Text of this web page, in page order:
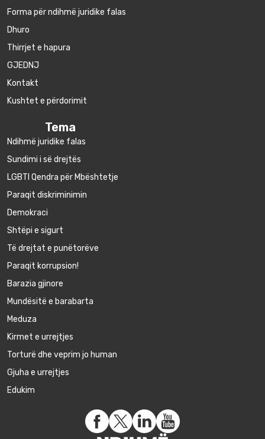
Forma për ndihmë juridike falas
Dhuro
Thirrjet e hapura
GJEDNJ
Kontakt
Kushtet e përdorimit
Tema
Ndihmë juridike falas
Sundimi i së drejtës
LGBTI Qendra për Mbështetje
Paraqit diskriminimin
Demokraci
Shtëpi e sigurt
Të drejtat e punëtorëve
Paraqit korrupsion!
Barazia gjinore
Mundësitë e barabarta
Meduza
Kirmet e urrejtjes
Torturë dhe veprim jo human
Gjuha e urrejtjes
Edukim